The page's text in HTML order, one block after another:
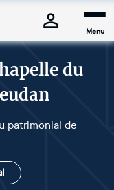
Menu
du
patrimonial de